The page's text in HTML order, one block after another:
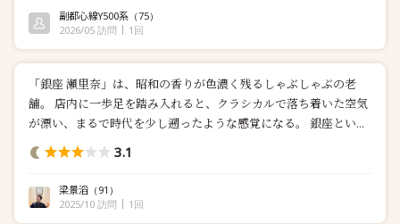
副都心線Y500系 （75）
2026/05 訪問
1回
「銀座 瀬里奈」は、昭和の香りが色濃く残るしゃぶしゃぶの老
舗。 店内に一歩足を踏み入れると、クラシカルで落ち着いた空気
が漂い、まるで時代を少し遡ったような感覚になる。 銀座とい...
3.1
梁景滔 （91）
2025/10 訪問
1回